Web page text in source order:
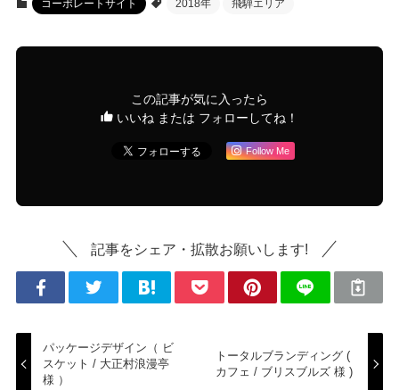
コーポレートサイト 2018年 飛騨エリア
この記事が気に入ったら
いいね または フォローしてね！
Follow Me
記事をシェア・拡散お願いします!
パッケージデザイン（ ビ
スケット / 大正村浪漫亭
様 ）
トータルブランディング (
カフェ / ブリスブルズ 様 )